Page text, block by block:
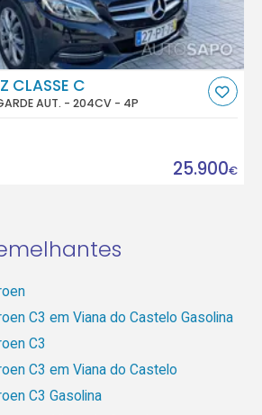
CLASSE C
AUT. - 204CV - 4P
25.900€
C3 em Viana do Castelo Gasolina
C3
C3 em Viana do Castelo
C3 Gasolina